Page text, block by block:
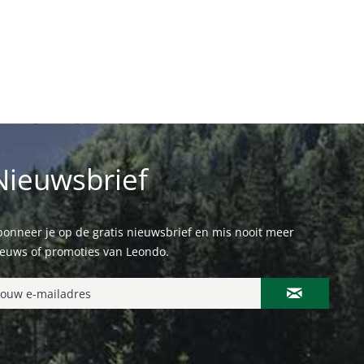
je op de gratis nieuwsbrief en mis nooit meer
of promoties van Leondo.